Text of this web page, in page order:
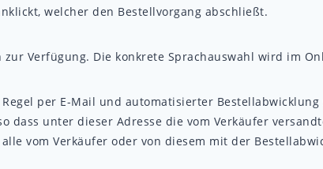
welcher den Bestellvorgang abschließt.
Verfügung. Die konkrete Sprachauswahl wird im
per E-Mail und automatisierter
dass unter dieser Adresse die vom Verkäufer
vom Verkäufer oder von diesem mit der